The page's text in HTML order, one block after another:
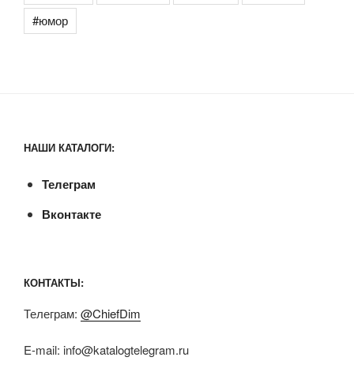
#юмор
НАШИ КАТАЛОГИ:
Телеграм
Вконтакте
КОНТАКТЫ:
Телеграм: @ChiefDim
E-mail: info@katalogtelegram.ru